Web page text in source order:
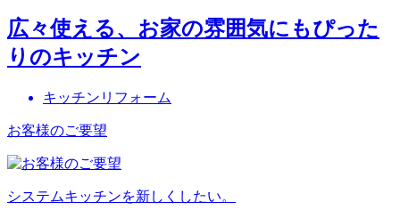
広々使える、お家の雰囲気にもぴった
りのキッチン
キッチンリフォーム
お客様のご要望
システムキッチンを新しくしたい。